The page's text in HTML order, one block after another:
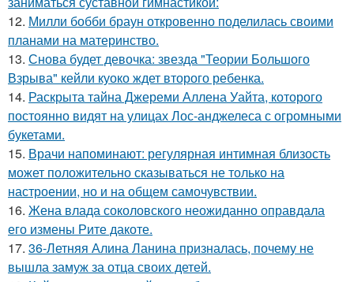
12. Милли бобби браун откровенно поделилась своими
планами на материнство.
13. Снова будет девочка: звезда "Теории Большого
Взрыва" кейли куоко ждет второго ребенка.
14. Раскрыта тайна Джереми Аллена Уайта, которого
постоянно видят на улицах Лос-анджелеса с огромными
букетами.
15. Врачи напоминают: регулярная интимная близость
может положительно сказываться не только на
настроении, но и на общем самочувствии.
16. Жена влада соколовского неожиданно оправдала
его измены Рите дакоте.
17. 36-Летняя Алина Ланина призналась, почему не
вышла замуж за отца своих детей.